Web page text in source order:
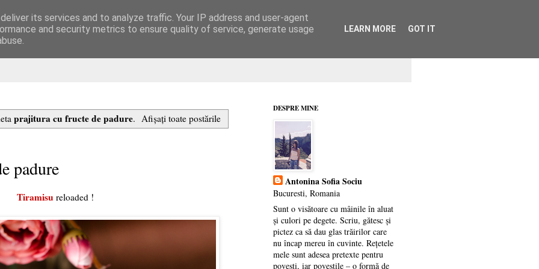
prajitura cu fructe de padure. Afișați toate postările
padure
Tiramisureloaded !
DESPRE MINE
Antonina Sofia Sociu
Bucuresti, Romania
Sunt o visătoare cu mâinile în aluat
și culori pe degete. Scriu, gătesc și
pictez ca să dau glas trăirilor care
nu încap mereu în cuvinte. Rețetele
mele sunt adesea pretexte pentru
povești, iar poveștile – o formă de
its services and to analyze traffic. Your IP address and user-agent
and security metrics to ensure quality of service, generate usage
LEARN MORE GOT IT